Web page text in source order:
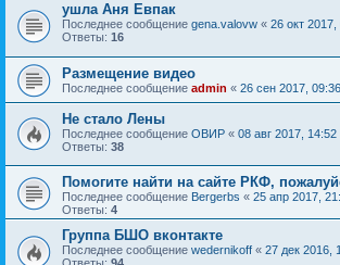
ушла Аня Евпак
Последнее сообщение gena.valovw « 26 окт 2017,
Ответы: 16
Размещение видео
Последнее сообщение admin « 26 сен 2017, 09:36
Не стало Лены
Последнее сообщение ОВИР « 08 авг 2017, 14:52
Ответы: 38
Помогите найти на сайте РКФ,
Последнее сообщение Bergerbs « 25 апр 2017,
Ответы: 4
Группа БШО вконтакте
Последнее сообщение wedernikoff « 27 дек 2016,